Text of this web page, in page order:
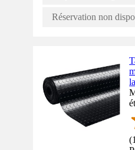
Réservation non
(